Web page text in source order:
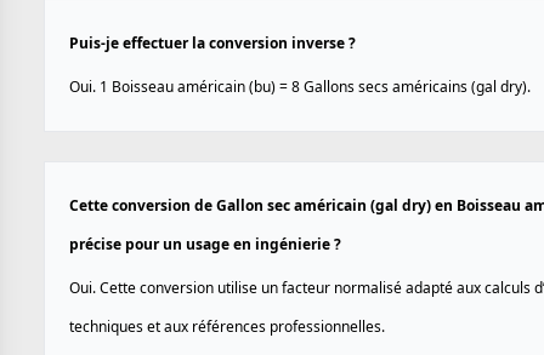
Puis-je effectuer la conversion inverse ?
Oui. 1 Boisseau américain (bu) = 8 Gallons secs américains (gal dry).
Cette conversion de Gallon sec américain (gal dry) en Boisseau
précise pour un usage en ingénierie ?
Oui. Cette conversion utilise un facteur normalisé adapté aux calculs
techniques et aux références professionnelles.